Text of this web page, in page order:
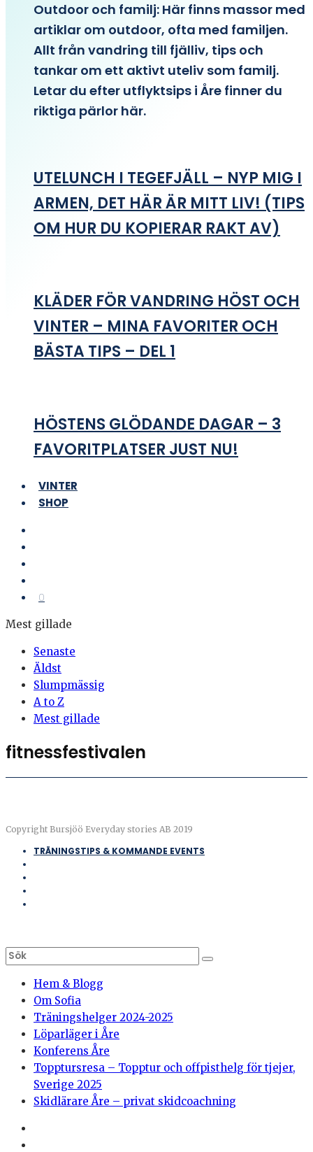
Outdoor och familj: Här finns massor med
artiklar om outdoor, ofta med familjen.
Allt från vandring till fjälliv, tips och
tankar om ett aktivt uteliv som familj.
Letar du efter utflyktsips i Åre finner du
riktiga pärlor här.
UTELUNCH I TEGEFJÄLL – NYP MIG I
ARMEN, DET HÄR ÄR MITT LIV! (TIPS
OM HUR DU KOPIERAR RAKT AV)
KLÄDER FÖR VANDRING HÖST OCH
VINTER – MINA FAVORITER OCH
BÄSTA TIPS – DEL 1
HÖSTENS GLÖDANDE DAGAR – 3
FAVORITPLATSER JUST NU!
VINTER
SHOP
0
Mest gillade
Senaste
Äldst
Slumpmässig
A to Z
Mest gillade
fitnessfestivalen
Copyright Bursjöö Everyday stories AB 2019
TRÄNINGSTIPS & KOMMANDE EVENTS
Hem & Blogg
Om Sofia
Träningshelger 2024-2025
Löparläger i Åre
Konferens Åre
Topptursresa – Topptur och offpisthelg för tjejer,
Sverige 2025
Skidlärare Åre – privat skidcoachning